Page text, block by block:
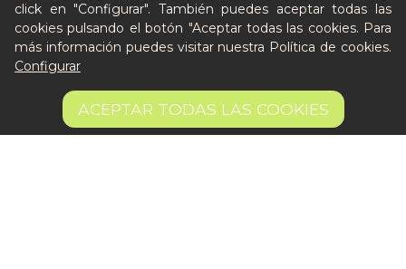
Sin stock
AVÍSAME CUANDO ESTÉ DISPONIBLE
click en "Configurar". También puedes aceptar todas las
cookies pulsando el botón "Aceptar todas las cookies. Para
más información puedes visitar nuestra Política de cookies.
Configurar
ACEPTAR TODAS LAS COOKIES
Quién es Peter
Recursos / Blog
Cultura
Llámanos al 644 52 51 02
Escríbenos al Whatsapp
Escríbenos al correo